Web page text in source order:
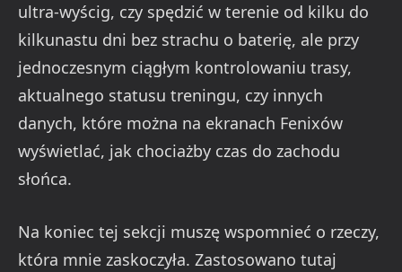
ultra-wyścig, czy spędzić w terenie od kilku do
kilkunastu dni bez strachu o baterię, ale przy
jednoczesnym ciągłym kontrolowaniu trasy,
aktualnego statusu treningu, czy innych
danych, które można na ekranach Fenixów
wyświetlać, jak chociażby czas do zachodu
słońca.
Na koniec tej sekcji muszę wspomnieć o rzeczy,
która mnie zaskoczyła. Zastosowano tutaj